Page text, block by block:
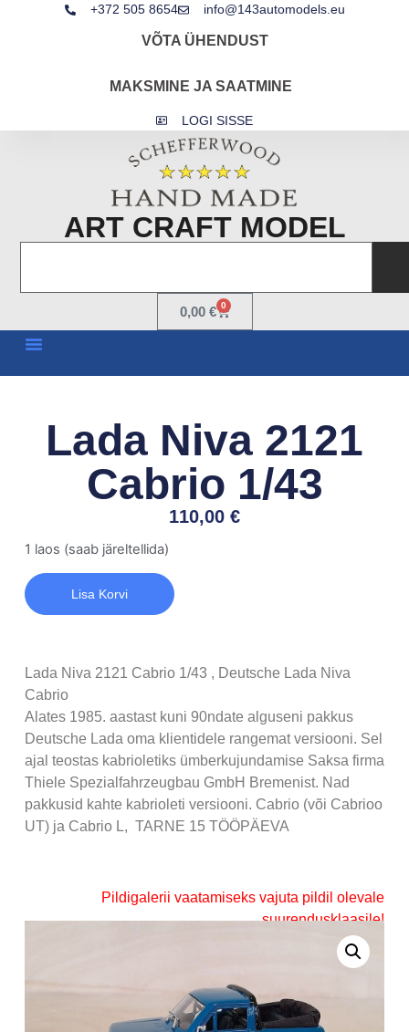
+372 505 8654 info@143automodels.eu
VÕTA ÜHENDUST
MAKSMINE JA SAATMINE
LOGI SISSE
ART CRAFT MODEL
0,00 € 0
Lada Niva 2121
Cabrio 1/43
110,00 €
1 laos (saab järeltellida)
Lisa Korvi
Lada Niva 2121 Cabrio 1/43 , Deutsche Lada Niva
Cabrio
Alates 1985. aastast kuni 90ndate alguseni pakkus
Deutsche Lada oma klientidele rangemat versiooni. Sel
ajal teostas kabrioletiks ümberkujundamise Saksa firma
Thiele Spezialfahrzeugbau GmbH Bremenist. Nad
pakkusid kahte kabrioleti versiooni. Cabrio (või Cabrioo
UT) ja Cabrio L, TARNE 15 TÖÖPÄEVA
Pildigalerii vaatamiseks vajuta pildil olevale
suurendusklaasile!